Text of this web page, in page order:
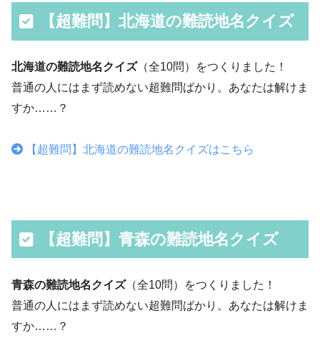
【超難問】北海道の難読地名クイズ
北海道の難読地名クイズ（全10問）をつくりました！
普通の人にはまず読めない超難問ばかり。あなたは解けま
すか……？
【超難問】北海道の難読地名クイズはこちら
【超難問】青森の難読地名クイズ
青森の難読地名クイズ（全10問）をつくりました！
普通の人にはまず読めない超難問ばかり。あなたは解けま
すか……？